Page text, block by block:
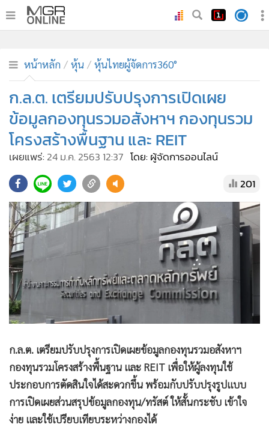
• ทันเหตุการณ์
• ภาคใต้
• ภูมิภาค
• Online Section
• บันเทิง
• ผู้จัดการรายวัน
• คอลัมนิสต์
• ละคร
• CbizReview
• Cyber BIZ
• ผู้จัดกวน
• Good health & Well-being
• Green Innovation & SD
• Management & HR
• MGR Live
Infographic
• การเมือง
• ท่องเที่ยว
• กีฬา
• ต่างประเทศ
หน้าหลัก หุ้น หุ้นไทยผู้จัดการ360°
ก.ล.ต. เตรียมปรับปรุงการเปิดเผย
ข้อมูลกองทุนรวมอสังหาฯ กองทุนรวม
โครงสร้างพื้นฐาน และ REIT
เผยแพร่: 24 ม.ค. 2563 12:37 โดย: ผู้จัดการออนไลน์
201
ก.ล.ต. เตรียมปรับปรุงการเปิดเผยข้อมูลกองทุนรวมอสังหาฯ
กองทุนรวมโครงสร้างพื้นฐาน และ REIT เพื่อให้ผู้ลงทุนใช้
ประกอบการตัดสินใจได้สะดวกขึ้น พร้อมกับปรับปรุงรูปแบบ
การเปิดเผยส่วนสรุปข้อมูลกองทุน/ทรัสต์ ให้สั้นกระชับ เข้าใจ
ง่าย และใช้เปรียบเทียบระหว่างกองได้